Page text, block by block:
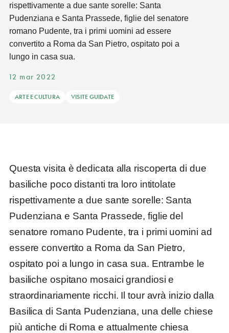
rispettivamente a due sante sorelle: Santa
Pudenziana e Santa Prassede, figlie del senatore
romano Pudente, tra i primi uomini ad essere
convertito a Roma da San Pietro, ospitato poi a
lungo in casa sua.
12 mar 2022
ARTE E CULTURA VISITE GUIDATE
Questa visita è dedicata alla riscoperta di due
basiliche poco distanti tra loro intitolate
rispettivamente a due sante sorelle: Santa
Pudenziana e Santa Prassede, figlie del
senatore romano Pudente, tra i primi uomini ad
essere convertito a Roma da San Pietro,
ospitato poi a lungo in casa sua. Entrambe le
basiliche ospitano mosaici grandiosi e
straordinariamente ricchi. Il tour avrà inizio dalla
Basilica di Santa Pudenziana, una delle chiese
più antiche di Roma e attualmente chiesa